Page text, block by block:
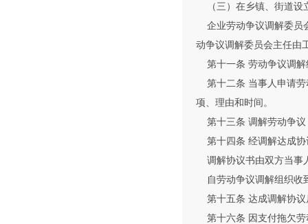
（三）在乡镇、街道设
企业劳动争议调解委员
动争议调解委员会主任由
第十一条 劳动争议调解
第十二条 当事人申请劳
项、理由和时间。
第十三条 调解劳动争议
第十四条 经调解达成协
调解协议书由双方当事
自劳动争议调解组织收
第十五条 达成调解协议
第十六条 因支付拖欠劳